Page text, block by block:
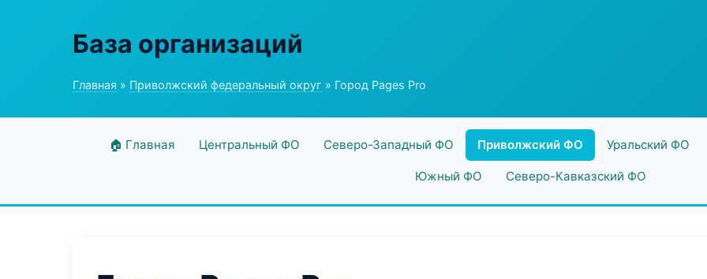
База организаций
Главная » Приволжский федеральный округ » Город Pages Pro
🏠 Главная Центральный ФО Северо-Западный ФО Приволжский ФО Уральский ФО
Южный ФО Северо-Кавказский ФО